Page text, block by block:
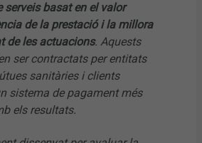
serveis basat en el valor
de la prestació i la millora
de les actuacions. Aquests
ser contractats per entitats
sanitàries i clients
sistema de pagament més
els resultats.